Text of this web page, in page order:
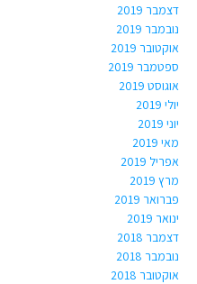
דצמבר 2019
נובמבר 2019
אוקטובר 2019
ספטמבר 2019
אוגוסט 2019
יולי 2019
יוני 2019
מאי 2019
אפריל 2019
מרץ 2019
פברואר 2019
ינואר 2019
דצמבר 2018
נובמבר 2018
אוקטובר 2018